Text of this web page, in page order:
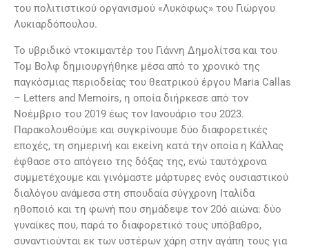
του πολιτιστικού οργανισμού «Λυκόφως» του Γιώργου
Λυκιαρδόπουλου.
Το υβριδικό ντοκιμαντέρ του Γιάννη Δημολίτσα και του
Τομ Βολφ δημιουργήθηκε μέσα από το χρονικό της
παγκόσμιας περιοδείας του θεατρικού έργου Maria Callas
– Letters and Memoirs, η οποία διήρκεσε από τον
Νοέμβριο του 2019 έως τον Ιανουάριο του 2023.
Παρακολουθούμε και συγκρίνουμε δύο διαφορετικές
εποχές, τη σημερινή και εκείνη κατά την οποία η Κάλλας
έφθασε στο απόγειο της δόξας της, ενώ ταυτόχρονα
συμμετέχουμε και γινόμαστε μάρτυρες ενός ουσιαστικού
διαλόγου ανάμεσα στη σπουδαία σύγχρονη Ιταλίδα
ηθοποιό και τη φωνή που σημάδεψε τον 20ό αιώνα: δύο
γυναίκες που, παρά το διαφορετικό τους υπόβαθρο,
συναντιούνται εκ των υστέρων χάρη στην αγάπη τους για